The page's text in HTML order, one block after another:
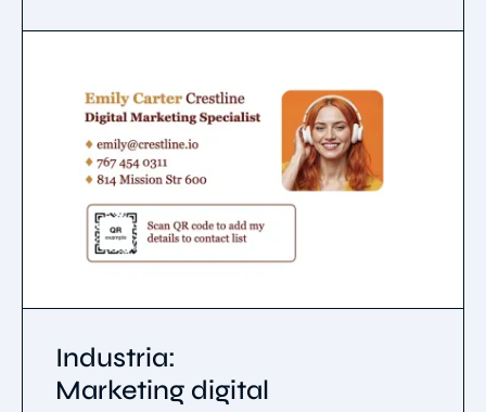
Industria:
Marketing digital